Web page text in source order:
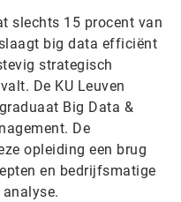
slechts 15 procent van
big data efficiënt
strategisch
De KU Leuven
Big Data &
De
opleiding een brug
en bedrijfsmatige